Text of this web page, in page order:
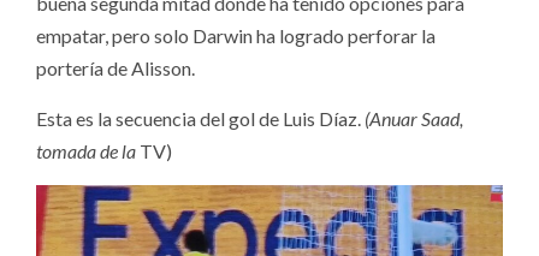
empatar, pero solo Darwin ha logrado perforar la
portería de Alisson.
Esta es la secuencia del gol de Luis Díaz. (Anuar Saad,
tomada de la TV)